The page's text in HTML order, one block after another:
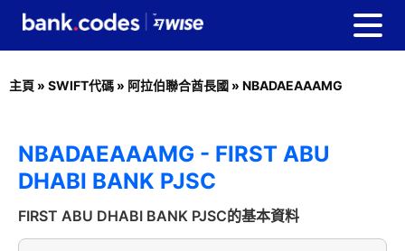
主頁 » SWIFT代碼 » 阿拉伯聯合酋長國 » NBADAEAAAMG
NBADAEAAAMG - FIRST ABU
DHABI BANK PJSC
FIRST ABU DHABI BANK PJSC的基本資料